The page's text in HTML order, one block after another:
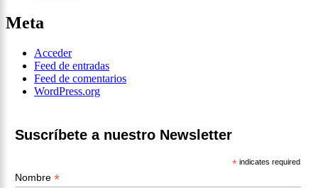
Meta
Acceder
Feed de entradas
Feed de comentarios
WordPress.org
Suscríbete a nuestro Newsletter
* indicates required
Nombre *